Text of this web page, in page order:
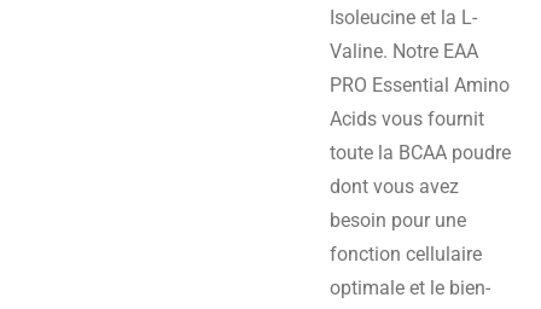
Isoleucine et la L-
Valine. Notre EAA
PRO Essential Amino
Acids vous fournit
toute la BCAA poudre
dont vous avez
besoin pour une
fonction cellulaire
optimale et le bien-